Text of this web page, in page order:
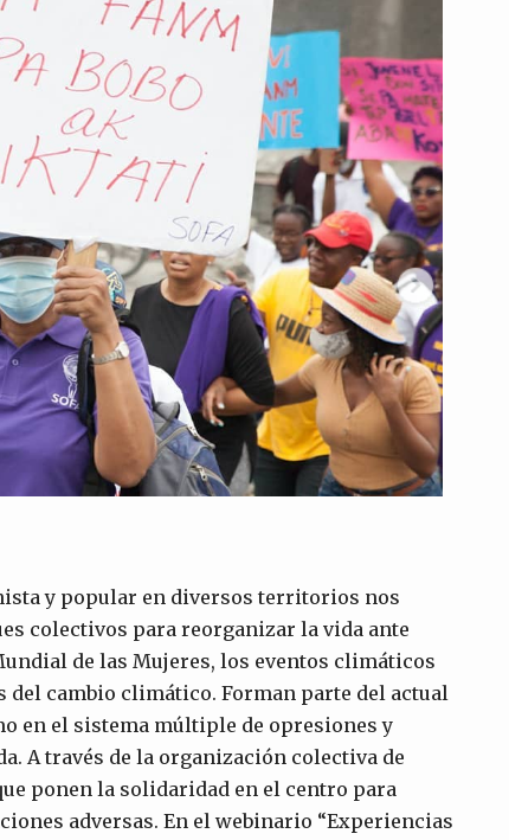
y popular en diversos territorios nos
colectivos para reorganizar la vida ante
de las Mujeres, los eventos climáticos
del cambio climático. Forman parte del actual
en el sistema múltiple de opresiones y
A través de la organización colectiva de
ponen la solidaridad en el centro para
adversas. En el webinario “Experiencias